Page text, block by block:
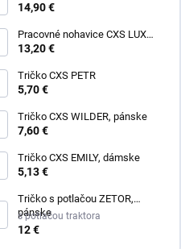
DAVID, pánske
14,90 €
Pracovné nohavice CXS LUXY
JOSEF, pánske
13,20 €
Tričko CXS PETR
5,70 €
Tričko CXS WILDER, pánske
7,60 €
Tričko CXS EMILY, dámske
5,13 €
Tričko s potlačou ZETOR,
pánske
s potlačou traktora
12 €